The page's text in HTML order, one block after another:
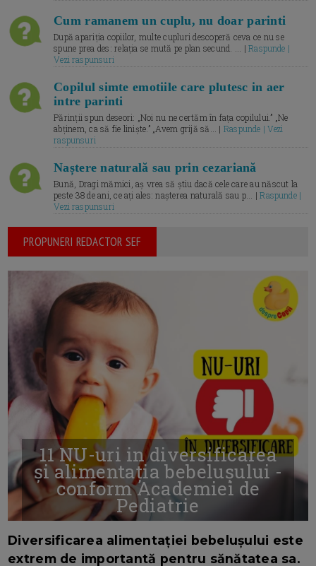
Cum ramanem un cuplu, nu doar parinti
După apariția copiilor, multe cupluri descoperă ceva ce nu se
spune prea des: relația se mută pe plan secund. ... |Raspunde |
Vezi raspunsuri
Copilul simte emotiile care plutesc in aer
intre parinti
Părinții spun deseori: „Noi nu ne certăm în fața copilului.” „Ne
abținem, ca să fie liniște.” „Avem grijă să... | Raspunde | Vezi
raspunsuri
Naștere naturală sau prin cezariană
Bună, Dragi mămici, aș vrea să știu dacă cele care au născut la
peste 38 de ani, ce ați ales: nașterea naturală sau p... |Raspunde |
Vezi raspunsuri
PROPUNERI REDACTOR SEF
11 NU-uri in diversificarea
și alimentația bebelușului -
conform Academiei de
Pediatrie
Diversificarea alimentației bebelușului este
extrem de importantă pentru sănătatea sa.